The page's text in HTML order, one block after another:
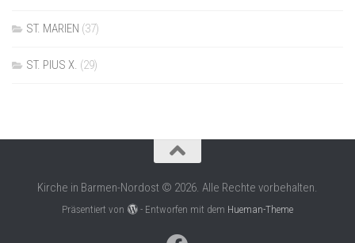
ST. MARIEN (37)
ST. PIUS X. (29)
Kirche in Barmen-Nordost © 2026. Alle Rechte vorbehalten.
Präsentiert von - Entworfen mit dem Hueman-Theme